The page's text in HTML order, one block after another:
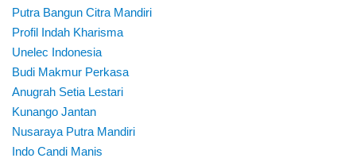
Putra Bangun Citra Mandiri
Profil Indah Kharisma
Unelec Indonesia
Budi Makmur Perkasa
Anugrah Setia Lestari
Kunango Jantan
Nusaraya Putra Mandiri
Indo Candi Manis